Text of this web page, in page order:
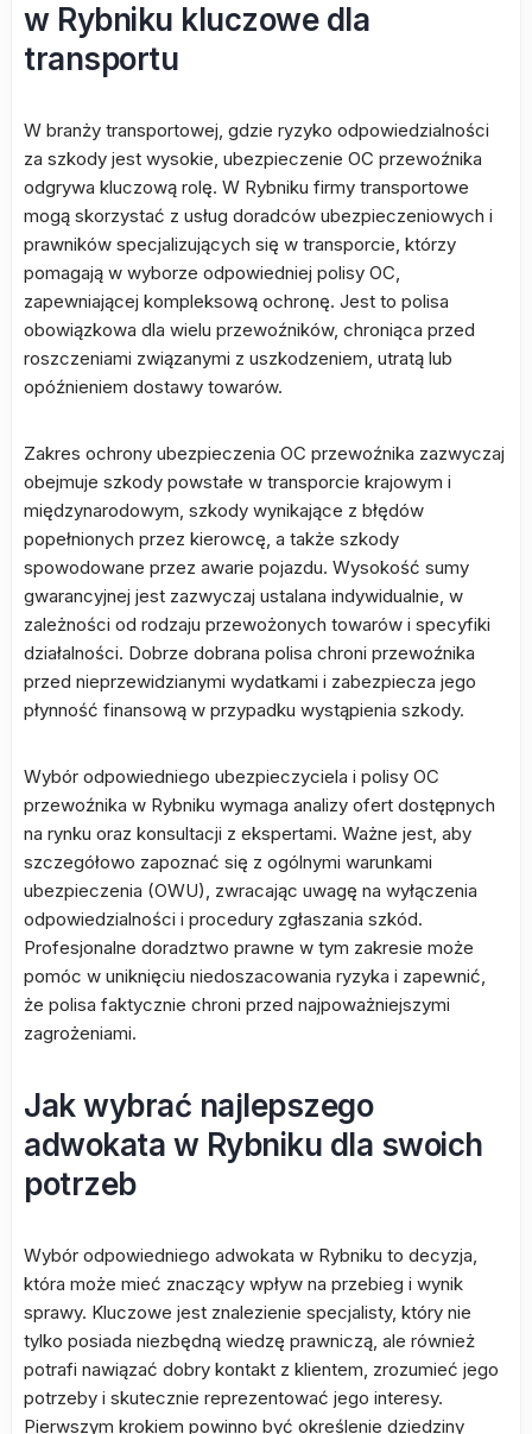
w Rybniku kluczowe dla
transportu
W branży transportowej, gdzie ryzyko odpowiedzialności
za szkody jest wysokie, ubezpieczenie OC przewoźnika
odgrywa kluczową rolę. W Rybniku firmy transportowe
mogą skorzystać z usług doradców ubezpieczeniowych i
prawników specjalizujących się w transporcie, którzy
pomagają w wyborze odpowiedniej polisy OC,
zapewniającej kompleksową ochronę. Jest to polisa
obowiązkowa dla wielu przewoźników, chroniąca przed
roszczeniami związanymi z uszkodzeniem, utratą lub
opóźnieniem dostawy towarów.
Zakres ochrony ubezpieczenia OC przewoźnika zazwyczaj
obejmuje szkody powstałe w transporcie krajowym i
międzynarodowym, szkody wynikające z błędów
popełnionych przez kierowcę, a także szkody
spowodowane przez awarie pojazdu. Wysokość sumy
gwarancyjnej jest zazwyczaj ustalana indywidualnie, w
zależności od rodzaju przewożonych towarów i specyfiki
działalności. Dobrze dobrana polisa chroni przewoźnika
przed nieprzewidzianymi wydatkami i zabezpiecza jego
płynność finansową w przypadku wystąpienia szkody.
Wybór odpowiedniego ubezpieczyciela i polisy OC
przewoźnika w Rybniku wymaga analizy ofert dostępnych
na rynku oraz konsultacji z ekspertami. Ważne jest, aby
szczegółowo zapoznać się z ogólnymi warunkami
ubezpieczenia (OWU), zwracając uwagę na wyłączenia
odpowiedzialności i procedury zgłaszania szkód.
Profesjonalne doradztwo prawne w tym zakresie może
pomóc w uniknięciu niedoszacowania ryzyka i zapewnić,
że polisa faktycznie chroni przed najpoważniejszymi
zagrożeniami.
Jak wybrać najlepszego
adwokata w Rybniku dla swoich
potrzeb
Wybór odpowiedniego adwokata w Rybniku to decyzja,
która może mieć znaczący wpływ na przebieg i wynik
sprawy. Kluczowe jest znalezienie specjalisty, który nie
tylko posiada niezbędną wiedzę prawniczą, ale również
potrafi nawiązać dobry kontakt z klientem, zrozumieć jego
potrzeby i skutecznie reprezentować jego interesy.
Pierwszym krokiem powinno być określenie dziedziny